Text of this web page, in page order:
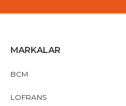
MARKALAR
BCM
LOFRANS